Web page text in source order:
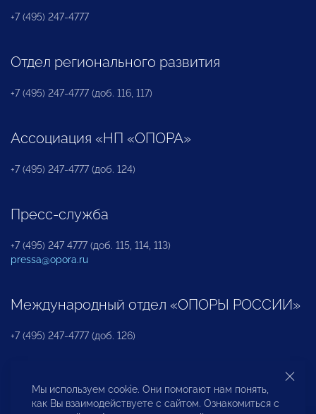
+7 (495) 247-4777
Отдел регионального развития
+7 (495) 247-4777 (доб. 116, 117)
Ассоциация «НП «ОПОРА»
+7 (495) 247-4777 (доб. 124)
Пресс-служба
+7 (495) 247 4777 (доб. 115, 114, 113)
pressa@opora.ru
Международный отдел «ОПОРЫ РОССИИ»
+7 (495) 247-4777 (доб. 126)
Бюро по защите прав предпринимателей и
инвесторов
Мы используем cookie. Они помогают нам понять,
как Вы взаимодействуете с сайтом. Ознакомиться с